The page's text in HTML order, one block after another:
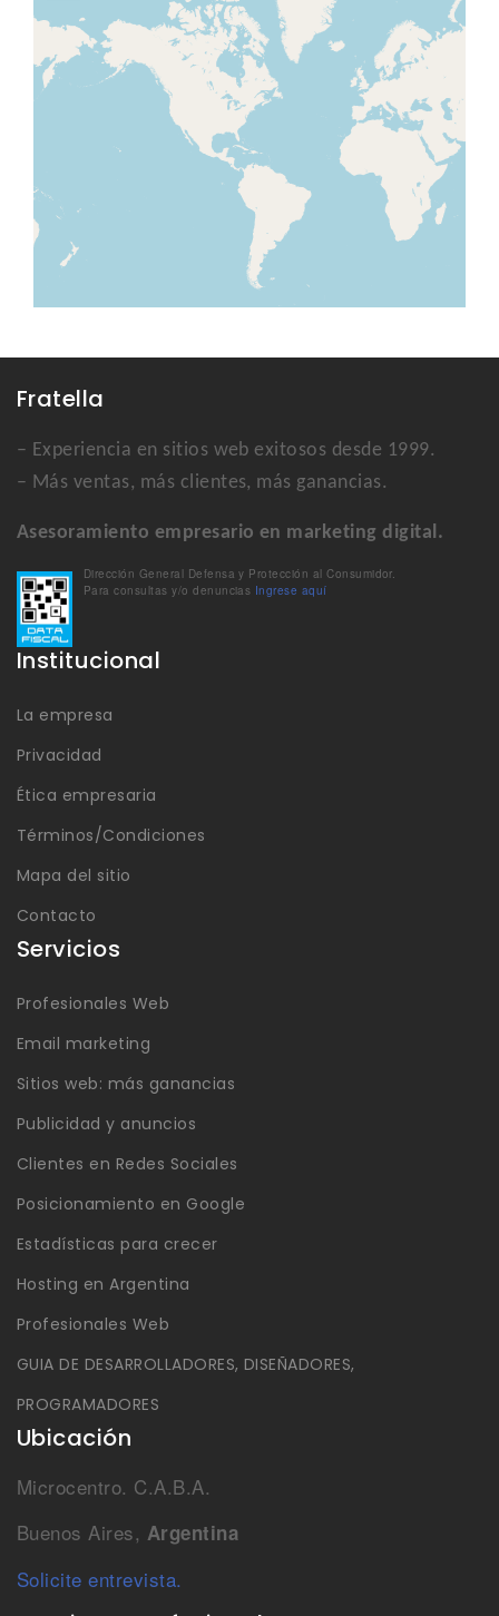
Fratella
– Experiencia en sitios web exitosos desde 1999.
– Más ventas, más clientes, más ganancias.
Asesoramiento empresario en marketing digital.
Dirección General Defensa y Protección al Consumidor.
Para consultas y/o denuncias Ingrese aquí
Institucional
La empresa
Privacidad
Ética empresaria
Términos/Condiciones
Mapa del sitio
Contacto
Servicios
Profesionales Web
Email marketing
Sitios web: más ganancias
Publicidad y anuncios
Clientes en Redes Sociales
Posicionamiento en Google
Estadísticas para crecer
Hosting en Argentina
Profesionales Web
GUIA DE DESARROLLADORES, DISEÑADORES,
PROGRAMADORES
Ubicación
Microcentro. C.A.B.A.
Buenos Aires, Argentina
Solicite entrevista.